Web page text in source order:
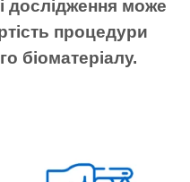
дослідження може
процедури
біоматеріалу.